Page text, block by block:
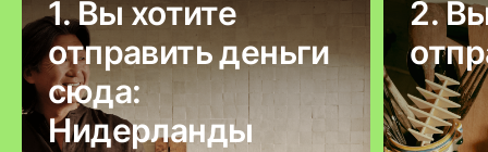
1. Вы хотите
отправить деньги
сюда:
Нидерланды
2.